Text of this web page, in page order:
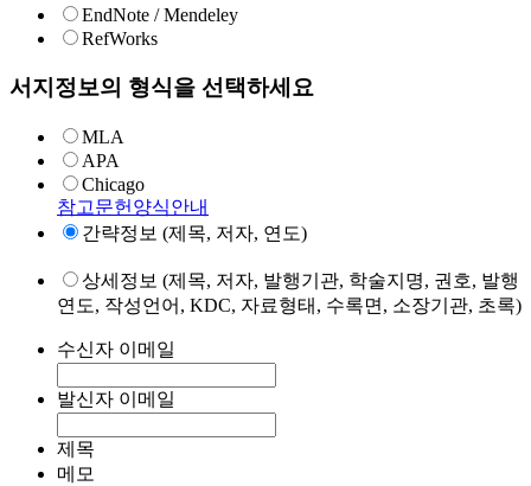
EndNote / Mendeley
RefWorks
서지정보의 형식을 선택하세요
MLA
APA
Chicago
참고문헌양식안내
간략정보 (제목, 저자, 연도)
상세정보 (제목, 저자, 발행기관, 학술지명, 권호, 발행
연도, 작성언어, KDC, 자료형태, 수록면, 소장기관, 초록)
수신자 이메일
발신자 이메일
제목
메모